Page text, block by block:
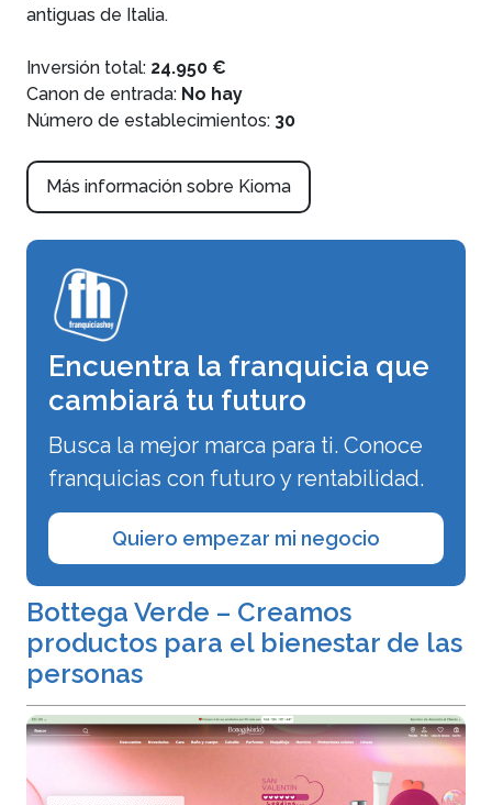
antiguas de Italia.
Inversión total: 24.950 €
Canon de entrada: No hay
Número de establecimientos: 30
Más información sobre Kioma
Encuentra la franquicia que
cambiará tu futuro
Busca la mejor marca para ti. Conoce
franquicias con futuro y rentabilidad.
Quiero empezar mi negocio
Bottega Verde – Creamos
productos para el bienestar de las
personas